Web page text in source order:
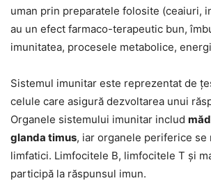
uman prin preparatele folosite (ceaiuri,
au un efect farmaco-terapeutic bun,
imunitatea, procesele metabolice,
Sistemul imunitar este reprezentat de
celule care asigură dezvoltarea unui
Organele sistemului imunitar includ
glanda timus, iar organele periferice se
limfatici. Limfocitele B, limfocitele T și
participă la răspunsul imun.